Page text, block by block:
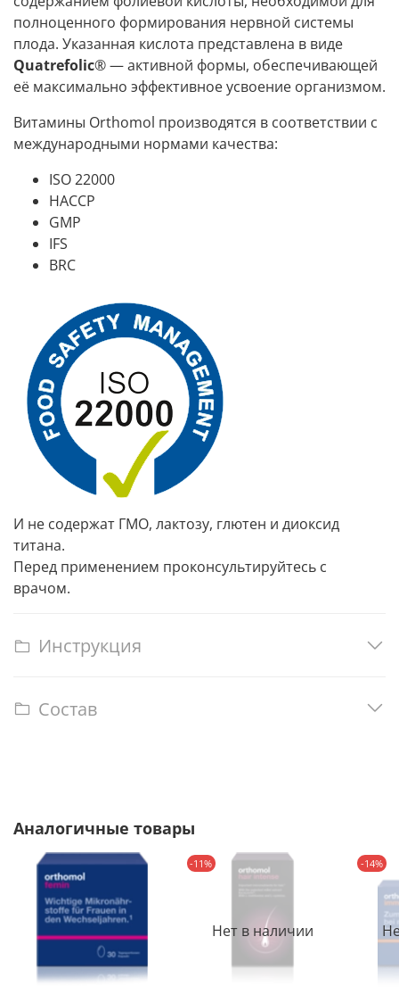
полноценного формирования нервной системы
плода. Указанная кислота представлена в виде
Quatrefolic® — активной формы, обеспечивающей
её максимально эффективное усвоение организмом.
Витамины Orthomol производятся в соответствии с
международными нормами качества:
ISO 22000
HACCP
GMP
IFS
BRC
И не содержат ГМО, лактозу, глютен и диоксид
титана.
Перед применением проконсультируйтесь с
врачом.
Инструкция
Состав
Аналогичные товары
Нет в наличии
-11% -14%